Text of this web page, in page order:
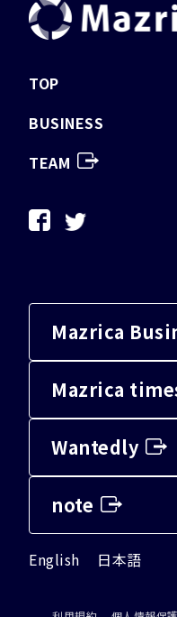
TOP
BUSINESS
TEAM
Mazrica
Mazrica
Wantedly
note
English 日本語